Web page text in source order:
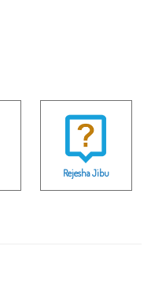
Rejesha Jibu